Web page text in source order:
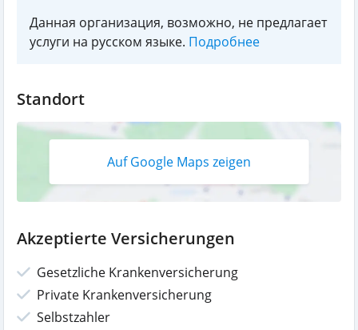
Данная организация, возможно, не предлагает
услуги на русском языке. Подробнее
Standort
Auf Google Maps zeigen
Akzeptierte Versicherungen
Gesetzliche Krankenversicherung
Private Krankenversicherung
Selbstzahler